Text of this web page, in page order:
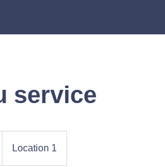
service
Location 1